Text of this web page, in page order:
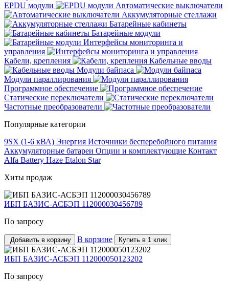
EPDU модули
Автоматические выключатели
Аккумуляторные стеллажи
Батарейные кабинеты
Батарейные модули
Интерфейсы мониторинга и
управления
Кабели, крепления
Кабельные вводы
Модули байпаса
Модули параллирования
Программное обеспечение
Статические переключатели
Частотные преобразователи
Популярные категории
9SX (1-6 кВА) Энергия Источники бесперебойного питания
Аккумуляторные батареи Опции и комплектующие Контакт
Alfa Battery Haze Etalon Star
Хиты продаж
ИБП БАЗИС-АСБЭП 112000030456789
По запросу
Добавить в корзину В корзине Купить в 1 клик
ИБП БАЗИС-АСБЭП 112000050123202
По запросу